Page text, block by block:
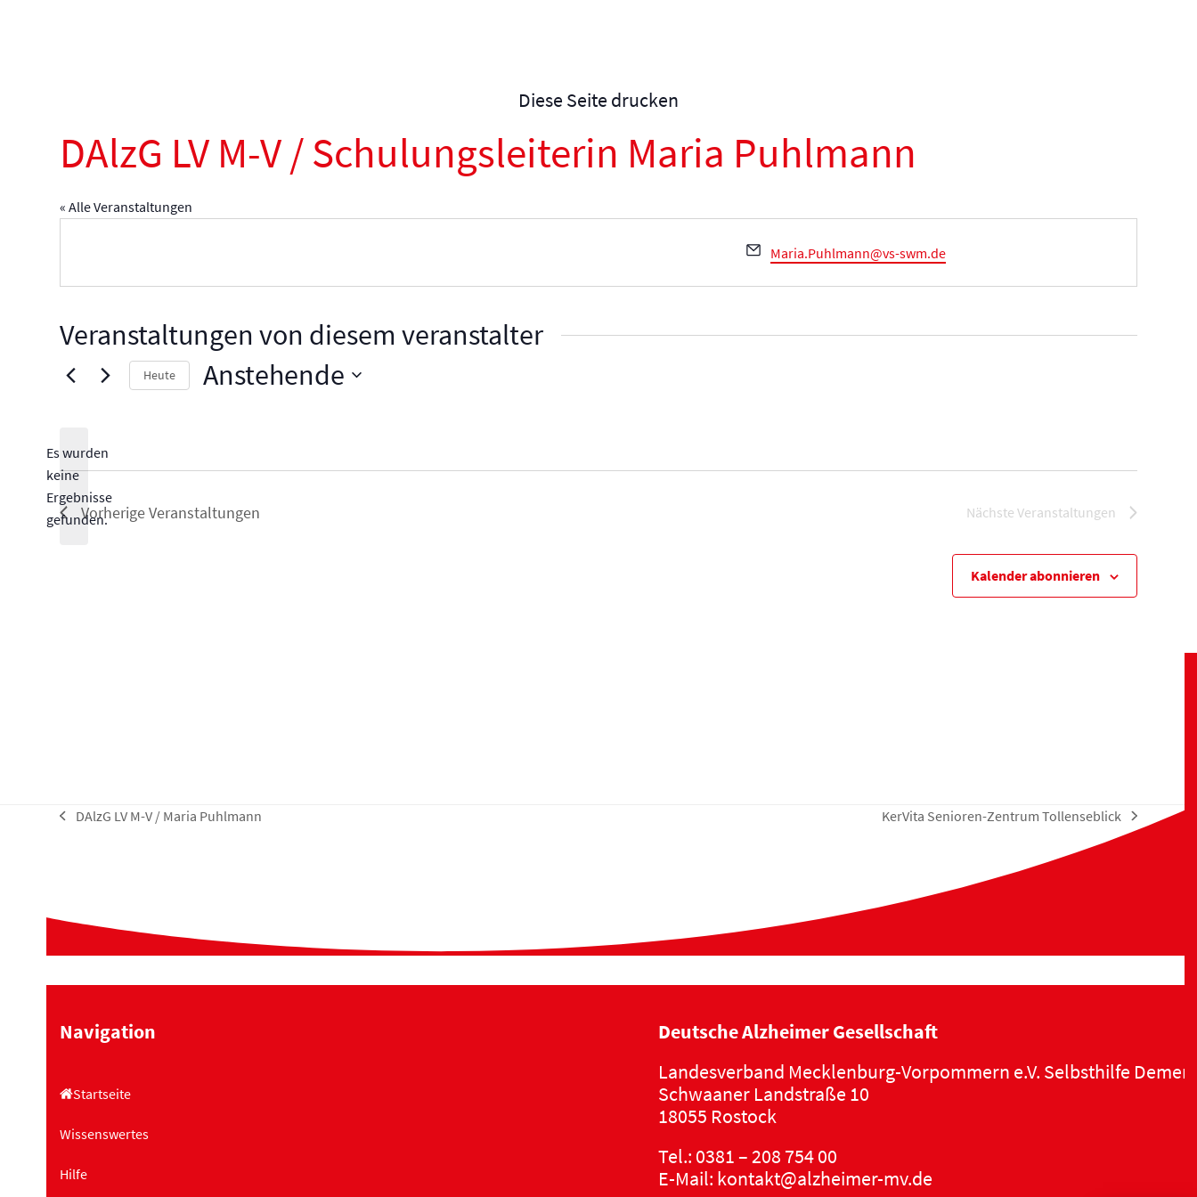
Diese Seite drucken
DAlzG LV M-V / Schulungsleiterin Maria Puhlmann
« Alle Veranstaltungen
Email
Maria.Puhlmann@vs-swm.de
Veranstaltungen von diesem veranstalter
Hinweis
Es wurden
keine
Ergebnisse
gefunden.
Heute Anstehende
VorherigeVeranstaltungen Nächste Veranstaltungen
Kalender abonnieren
vorheriger
DAlzG LV M-V / Maria Puhlmann
Nächster
KerVita Senioren-Zentrum Tollenseblick
Navigation
Startseite
Wissenswertes
Hilfe
Deutsche Alzheimer Gesellschaft
Landesverband Mecklenburg-Vorpommern e.V. Selbsthilfe
Schwaaner Landstraße 10
18055 Rostock
Tel.: 0381 – 208 754 00
E-Mail: kontakt@alzheimer-mv.de